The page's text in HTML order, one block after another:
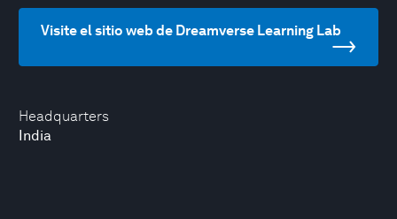
Headquarters
India
Visite el sitio web de Dreamverse Learning Lab